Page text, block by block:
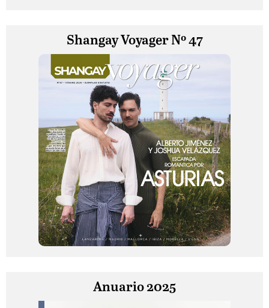
Shangay Voyager Nº 47
Anuario 2025